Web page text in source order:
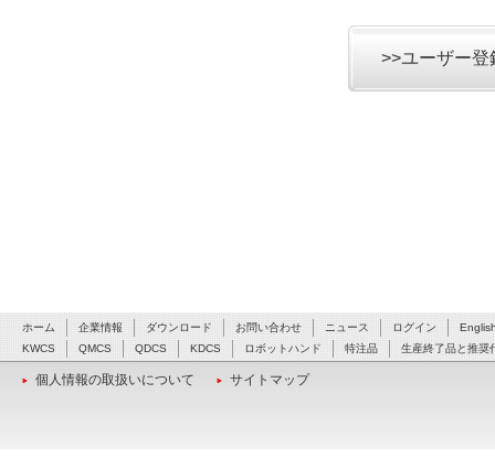
>>ユーザー
ホーム 企業情報 ダウンロード お問い合わせ ニュース ログイン
KWCS
QMCS QDCS KDCS ロボットハンド 特注品 生産終了品と推奨
個人情報の取扱いについて サイトマップ